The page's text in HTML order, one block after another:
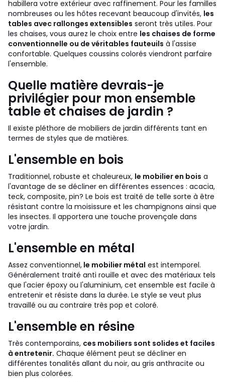
habillera votre extérieur avec raffinement. Pour les familles
nombreuses ou les hôtes recevant beaucoup d'invités, les
tables avec rallonges extensibles seront très utiles. Pour
les chaises, vous aurez le choix entre les chaises de forme
conventionnelle ou de véritables fauteuils à l'assise
confortable. Quelques coussins colorés viendront parfaire
l'ensemble.
Quelle matière devrais-je
privilégier pour mon ensemble
table et chaises de jardin ?
Il existe pléthore de mobiliers de jardin différents tant en
termes de styles que de matières.
L'ensemble en bois
Traditionnel, robuste et chaleureux, le mobilier en bois a
l'avantage de se décliner en différentes essences : acacia,
teck, composite, pin? Le bois est traité de telle sorte à être
résistant contre la moisissure et les champignons ainsi que
les insectes. Il apportera une touche provençale dans
votre jardin.
L'ensemble en métal
Assez conventionnel, le mobilier métal est intemporel.
Généralement traité anti rouille et avec des matériaux tels
que l'acier époxy ou l'aluminium, cet ensemble est facile à
entretenir et résiste dans la durée. Le style se veut plus
travaillé ou au contraire très pop et coloré.
L'ensemble en résine
Très contemporains, ces mobiliers sont solides et faciles
à entretenir. Chaque élément peut se décliner en
différentes tonalités allant du noir, au gris anthracite ou
bien plus colorées.